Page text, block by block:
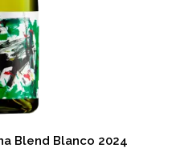
Blend Blanco 2024